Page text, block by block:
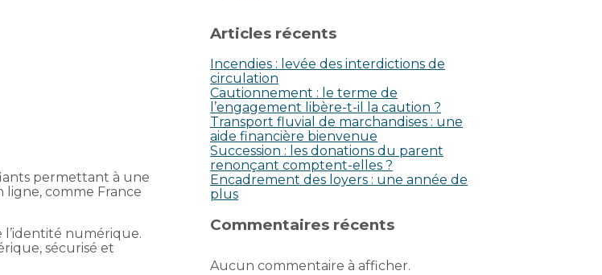
permettant à une
ligne, comme France
numérique.
sécurisé et
Articles récents
Incendies : levée des interdictions de
circulation
Cautionnement : le terme de
l’engagement libère-t-il la caution ?
Transport fluvial de marchandises : une
aide financière bienvenue
Succession : les donations du parent
renonçant comptent-elles ?
Encadrement des loyers : une année de
plus
Commentaires récents
Aucun commentaire à afficher.